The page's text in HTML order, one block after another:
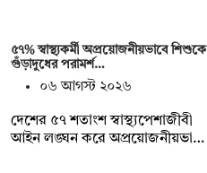
৫৭% স্বাস্থ্যকর্মী অপ্রয়োজনীয়ভাবে শিশুকে
গুঁড়াদুধের পরামর্শ…
০৬ আগস্ট ২০২৬
দেশের ৫৭ শতাংশ স্বাস্থ্যপেশাজীবী
আইন লঙ্ঘন করে অপ্রয়োজনীয়ভা…